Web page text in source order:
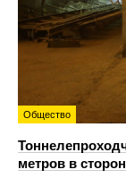
Общество
метров в